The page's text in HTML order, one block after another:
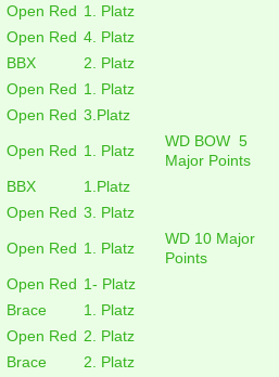
Open Red 1. Platz
Open Red 4. Platz
BBX
2. Platz
Open Red 1. Platz
Open Red 3.Platz
Open Red 1. Platz
WD BOW 5
Major Points
BBX
1.Platz
Open Red 3. Platz
Open Red 1. Platz
WD 10 Major
Points
Open Red 1- Platz
Brace
1. Platz
Open Red 2. Platz
Brace
2. Platz